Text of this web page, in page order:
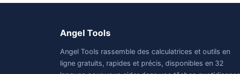
Angel Tools
Angel Tools rassemble des calculatrices et outils en
ligne gratuits, rapides et précis, disponibles en 32